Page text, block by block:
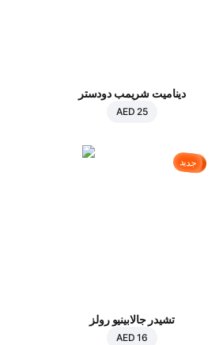
ديناميت شريمب دودستر
AED 25
جديد
تشيدر جالابينيو رولز
AED 16